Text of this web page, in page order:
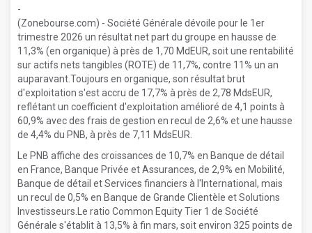
-
(Zonebourse.com) - Société Générale dévoile pour le 1er
trimestre 2026 un résultat net part du groupe en hausse de
11,3% (en organique) à près de 1,70 MdEUR, soit une rentabilité
sur actifs nets tangibles (ROTE) de 11,7%, contre 11% un an
auparavant.Toujours en organique, son résultat brut
d'exploitation s'est accru de 17,7% à près de 2,78 MdsEUR,
reflétant un coefficient d'exploitation amélioré de 4,1 points à
60,9% avec des frais de gestion en recul de 2,6% et une hausse
de 4,4% du PNB, à près de 7,11 MdsEUR.
Le PNB affiche des croissances de 10,7% en Banque de détail
en France, Banque Privée et Assurances, de 2,9% en Mobilité,
Banque de détail et Services financiers à l'International, mais
un recul de 0,5% en Banque de Grande Clientèle et Solutions
Investisseurs.Le ratio Common Equity Tier 1 de Société
Générale s'établit à 13,5% à fin mars, soit environ 325 points de